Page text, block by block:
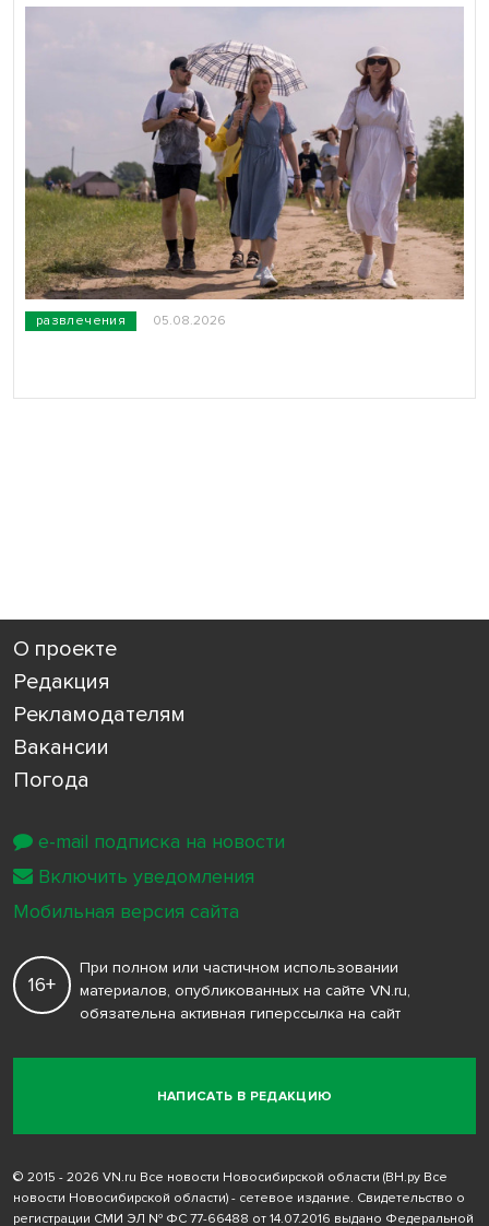
развлечения 05.08.2026
О проекте
Редакция
Рекламодателям
Вакансии
Погода
НАПИСАТЬ В РЕДАКЦИЮ
16+
При полном или частичном использовании
материалов, опубликованных на сайте VN.ru,
обязательна активная гиперссылка на сайт
© 2015 - 2026 VN.ru Все новости Новосибирской области (ВН.ру Все
новости Новосибирской области) - сетевое издание. Свидетельство о
регистрации СМИ ЭЛ № ФС 77-66488 от 14.07.2016 выдано Федеральной
e-mail подписка на новости
Включить уведомления
Мобильная версия сайта